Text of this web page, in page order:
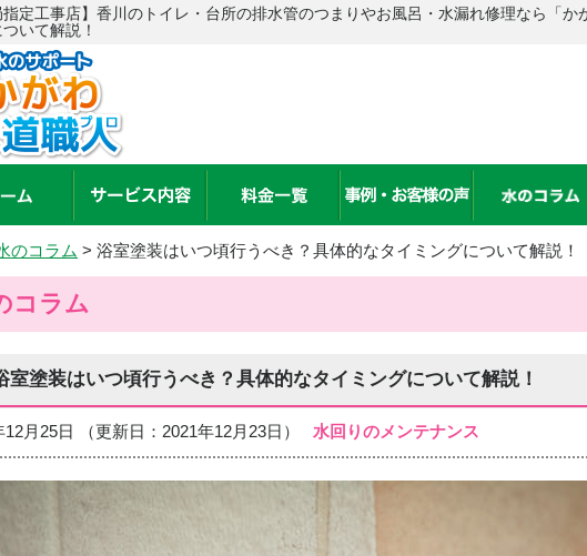
指定工事店】香川のトイレ・台所の排水管のつまりやお風呂・水漏れ修理なら「
いて解説！
のコラム > 浴室塗装はいつ頃行うべき？具体的なタイミングについて解説！
コラム
室塗装はいつ頃行うべき？具体的なタイミングについて解説！
12月25日 （更新日：2021年12月23日） 水回りのメンテナンス